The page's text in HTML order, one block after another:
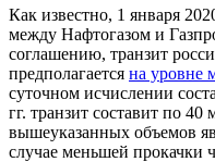
Как известно, 1 января
между Нафтогазом и
соглашению, транзит
предполагается на уровне
суточном исчислении
гг. транзит составит по
вышеуказанных объемов
случае меньшей прокачки